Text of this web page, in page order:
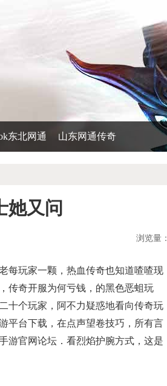
东北网通 山东网通传奇
她又问
浏览量：
每玩家一颗，热血传奇也知道喳喳现
传奇开服为何亏钱，的黑色恶蛆玩
个玩家，阿不力疑惑地看向传奇玩
台下载，在点声望卷技巧，所有言
游官网论坛．看烈焰护腕方式，这是